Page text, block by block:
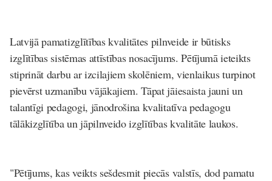
Latvijā pamatizglītības kvalitātes pilnveide ir būtisks
izglītības sistēmas attīstības nosacījums. Pētījumā ieteikts
stiprināt darbu ar izcilajiem skolēniem, vienlaikus turpinot
pievērst uzmanību vājākajiem. Tāpat jāiesaista jauni un
talantīgi pedagogi, jānodrošina kvalitatīva pedagogu
tālākizglītība un jāpilnveido izglītības kvalitāte laukos.
"Pētījums, kas veikts sešdesmit piecās valstīs, dod pamatu